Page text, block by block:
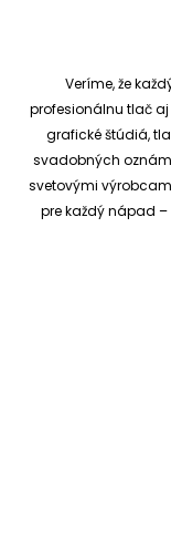
Veríme, že
profesionálnu tlač
grafické štúdiá,
svadobných
svetovými
pre každý nápad